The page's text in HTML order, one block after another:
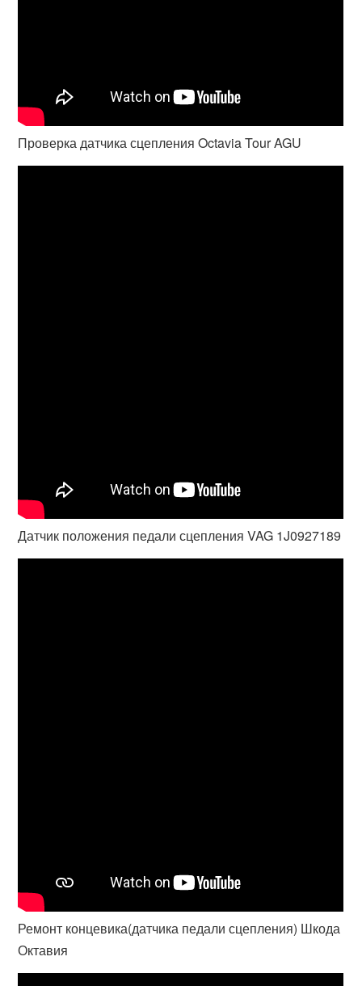
Проверка датчика сцепления Octavia Tour AGU
Датчик положения педали сцепления VAG 1J0927189
Ремонт концевика(датчика педали сцепления) Шкода
Октавия